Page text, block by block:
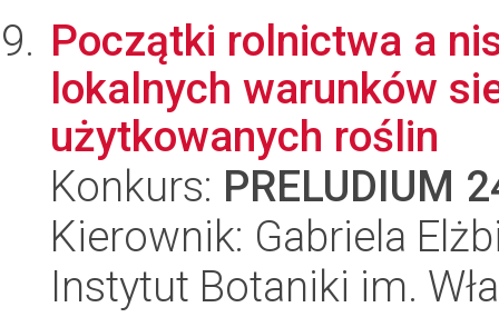
Początki rolnictwa a
lokalnych warunków
użytkowanych roślin
Konkurs: PRELUDIUM
Kierownik: Gabriela
Instytut Botaniki im.